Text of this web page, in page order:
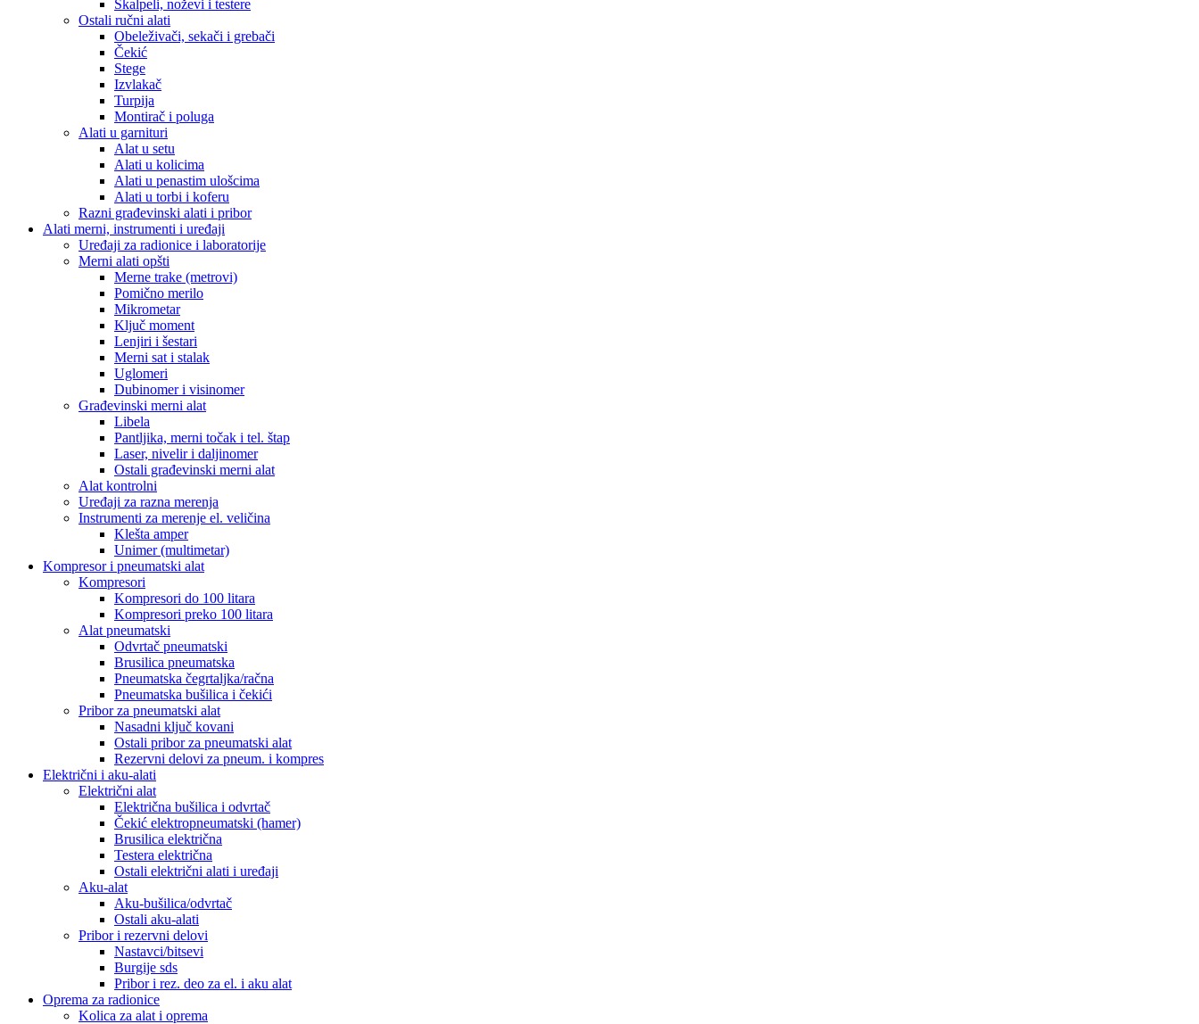
Skalpeli, noževi i testere
Ostali ručni alati
Obeleživači, sekači i grebači
Čekić
Stege
Izvlakač
Turpija
Montirač i poluga
Alati u garnituri
Alat u setu
Alati u kolicima
Alati u penastim ulošcima
Alati u torbi i koferu
Razni građevinski alati i pribor
Alati merni, instrumenti i uređaji
Uređaji za radionice i laboratorije
Merni alati opšti
Merne trake (metrovi)
Pomično merilo
Mikrometar
Ključ moment
Lenjiri i šestari
Merni sat i stalak
Uglomeri
Dubinomer i visinomer
Građevinski merni alat
Libela
Pantljika, merni točak i tel. štap
Laser, nivelir i daljinomer
Ostali građevinski merni alat
Alat kontrolni
Uređaji za razna merenja
Instrumenti za merenje el. veličina
Klešta amper
Unimer (multimetar)
Kompresor i pneumatski alat
Kompresori
Kompresori do 100 litara
Kompresori preko 100 litara
Alat pneumatski
Odvrtač pneumatski
Brusilica pneumatska
Pneumatska čegrtaljka/račna
Pneumatska bušilica i čekići
Pribor za pneumatski alat
Nasadni ključ kovani
Ostali pribor za pneumatski alat
Rezervni delovi za pneum. i kompres
Električni i aku-alati
Električni alat
Električna bušilica i odvrtač
Čekić elektropneumatski (hamer)
Brusilica električna
Testera električna
Ostali električni alati i uređaji
Aku-alat
Aku-bušilica/odvrtač
Ostali aku-alati
Pribor i rezervni delovi
Nastavci/bitsevi
Burgije sds
Pribor i rez. deo za el. i aku alat
Oprema za radionice
Kolica za alat i oprema